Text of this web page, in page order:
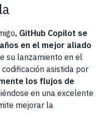
, GitHub Copilot se
en el mejor aliado
su lanzamiento en el
asistida por
los flujos de
en una excelente
mejorar la